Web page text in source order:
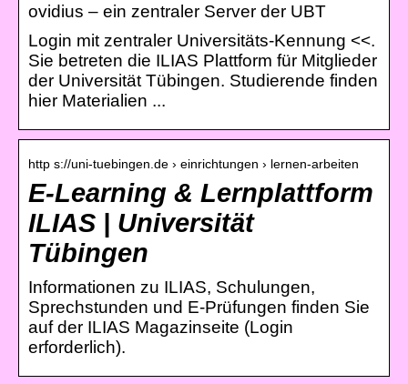
ovidius – ein zentraler Server der UBT
Login mit zentraler Universitäts-Kennung <<.
Sie betreten die ILIAS Plattform für Mitglieder
der Universität Tübingen. Studierende finden
hier Materialien ...
http s://uni-tuebingen.de › einrichtungen › lernen-arbeiten
E-Learning & Lernplattform
ILIAS | Universität
Tübingen
Informationen zu ILIAS, Schulungen,
Sprechstunden und E-Prüfungen finden Sie
auf der ILIAS Magazinseite (Login
erforderlich).